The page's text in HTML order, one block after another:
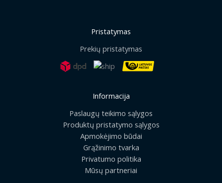
Pristatymas
Prekių pristatymas
Informacija
Paslaugų teikimo sąlygos
Produktų pristatymo sąlygos
Apmokėjimo būdai
Grąžinimo tvarka
Privatumo politika
Mūsų partneriai